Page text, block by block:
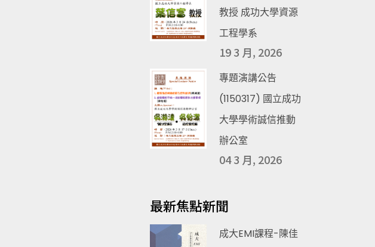
教授 成功大學資源
工程學系
19 3 月, 2026
專題演講公告
(1150317) 國立成功
大學學術誠信推動
辦公室
04 3 月, 2026
最新焦點新聞
成大EMI課程-陳佳